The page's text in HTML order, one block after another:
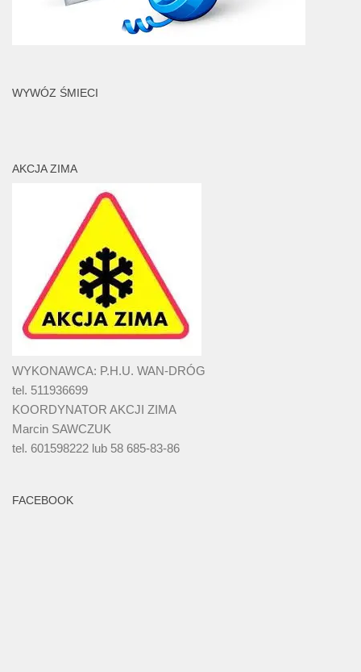
WYWÓZ ŚMIECI
AKCJA ZIMA
WYKONAWCA: P.H.U. WAN-DRÓG
tel. 511936699
KOORDYNATOR AKCJI ZIMA
Marcin SAWCZUK
tel. 601598222 lub 58 685-83-86
FACEBOOK